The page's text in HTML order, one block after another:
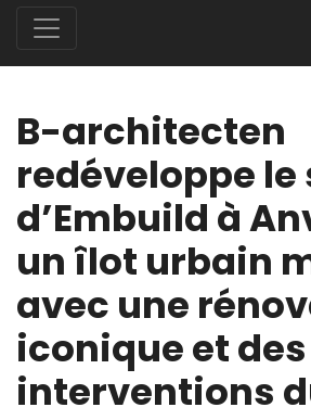
B-architecten
redéveloppe le
d’Embuild à
un îlot urbain
avec une
iconique et des
interventions